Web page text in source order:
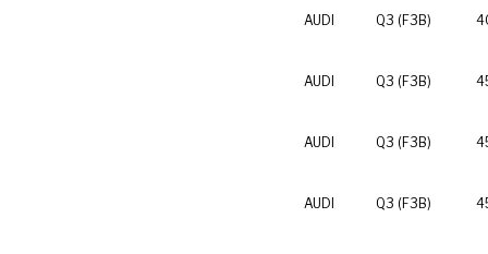
AUDI Q3 (F3B)
AUDI Q3 (F3B)
AUDI Q3 (F3B)
AUDI Q3 (F3B)